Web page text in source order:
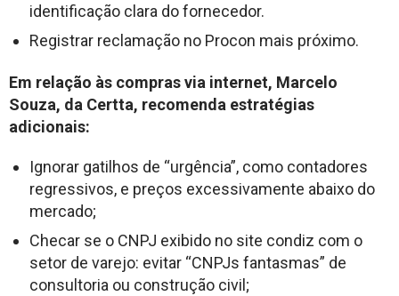
identificação clara do fornecedor.
Registrar reclamação no Procon mais próximo.
Em relação às compras via internet, Marcelo
Souza, da Certta, recomenda estratégias
adicionais:
Ignorar gatilhos de “urgência”, como contadores
regressivos, e preços excessivamente abaixo do
mercado;
Checar se o CNPJ exibido no site condiz com o
setor de varejo: evitar “CNPJs fantasmas” de
consultoria ou construção civil;